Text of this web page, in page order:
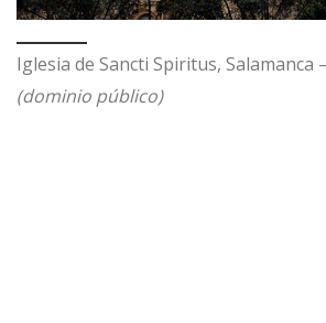
Iglesia de Sancti Spiritus, Salamanca –
(dominio público)